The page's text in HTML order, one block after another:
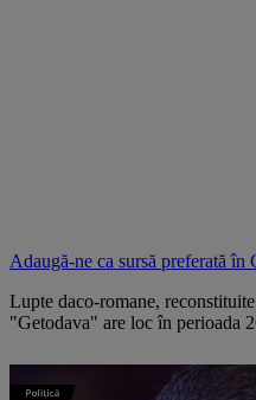
Adaugă-ne ca sursă preferată în
Lupte daco-romane,
"Getodava" are loc în perioada